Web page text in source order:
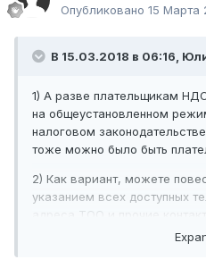
Опубликовано 15 Марта
В 15.03.2018 в 06:16,
1) А разве плательщикам
на общеустановленном
налоговом
тоже можно было быть
2) Как вариант, можете
указанием всех доступных
адреса ТОО и прочие
почты, ICQ, Whatsapp, Viber,